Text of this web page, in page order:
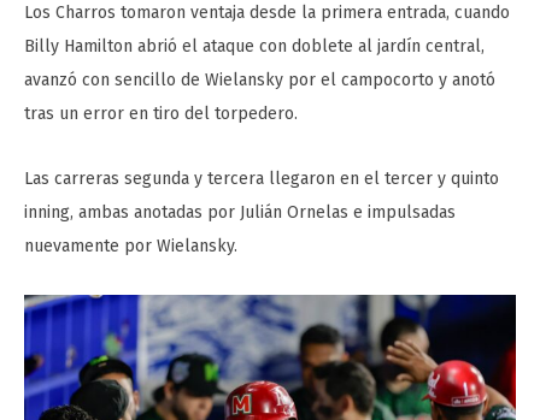
Los Charros tomaron ventaja desde la primera entrada, cuando
Billy Hamilton abrió el ataque con doblete al jardín central,
avanzó con sencillo de Wielansky por el campocorto y anotó
tras un error en tiro del torpedero.
Las carreras segunda y tercera llegaron en el tercer y quinto
inning, ambas anotadas por Julián Ornelas e impulsadas
nuevamente por Wielansky.